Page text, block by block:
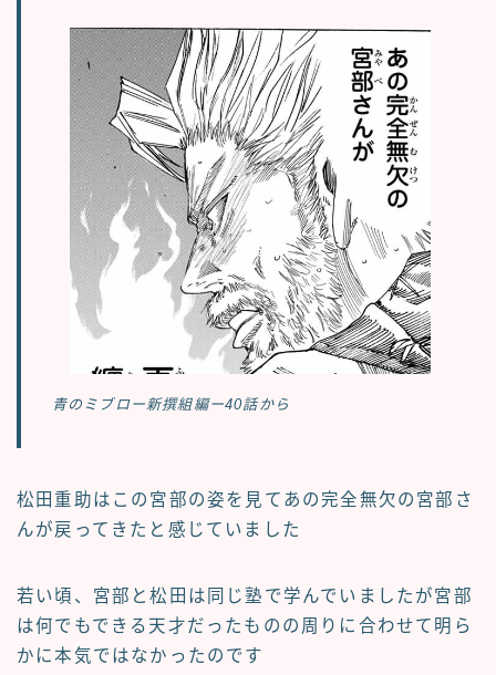
青のミブロー新撰組編ー40話から
松田重助はこの宮部の姿を見てあの完全無欠の宮部さ
んが戻ってきたと感じていました
若い頃、宮部と松田は同じ塾で学んでいましたが宮部
は何でもできる天才だったものの周りに合わせて明ら
かに本気ではなかったのです